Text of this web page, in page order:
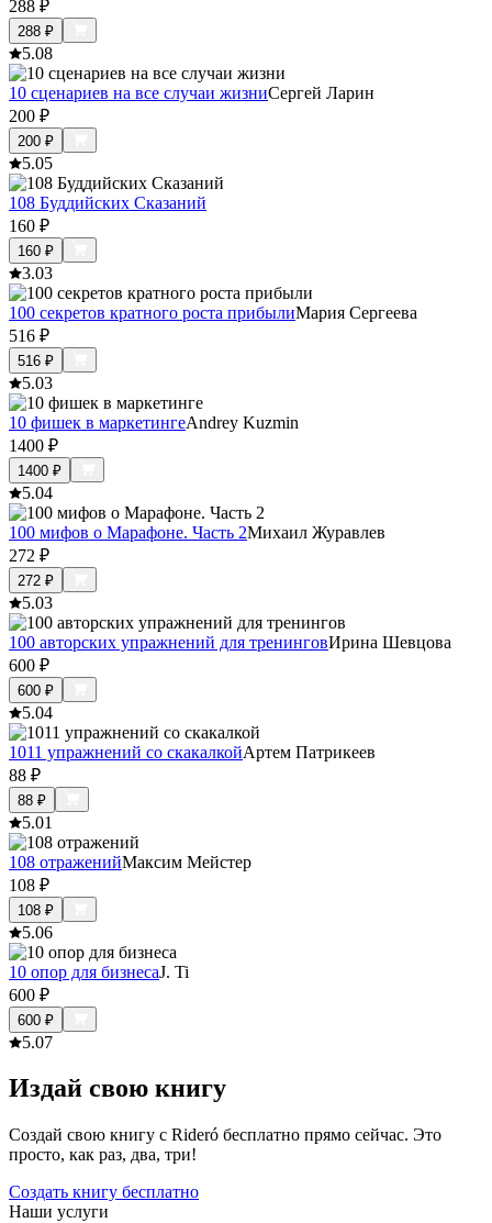
288 ₽
288 ₽
5.08
10 сценариев на все случаи жизниСергей Ларин
200 ₽
200 ₽
5.05
108 Буддийских Сказаний
160 ₽
160 ₽
3.03
100 секретов кратного роста прибылиМария Сергеева
516 ₽
516 ₽
5.03
10 фишек в маркетингеAndrey Kuzmin
1400 ₽
1400 ₽
5.04
100 мифов о Марафоне. Часть 2Михаил Журавлев
272 ₽
272 ₽
5.03
100 авторских упражнений для тренинговИрина Шевцова
600 ₽
600 ₽
5.04
1011 упражнений со скакалкойАртем Патрикеев
88 ₽
88 ₽
5.01
108 отраженийМаксим Мейстер
108 ₽
108 ₽
5.06
10 опор для бизнесаJ. Ti
600 ₽
600 ₽
5.07
Издай свою книгу
Создай свою книгу с Rideró бесплатно прямо сейчас. Это
просто, как раз, два, три!
Создать книгу бесплатно
Наши услуги